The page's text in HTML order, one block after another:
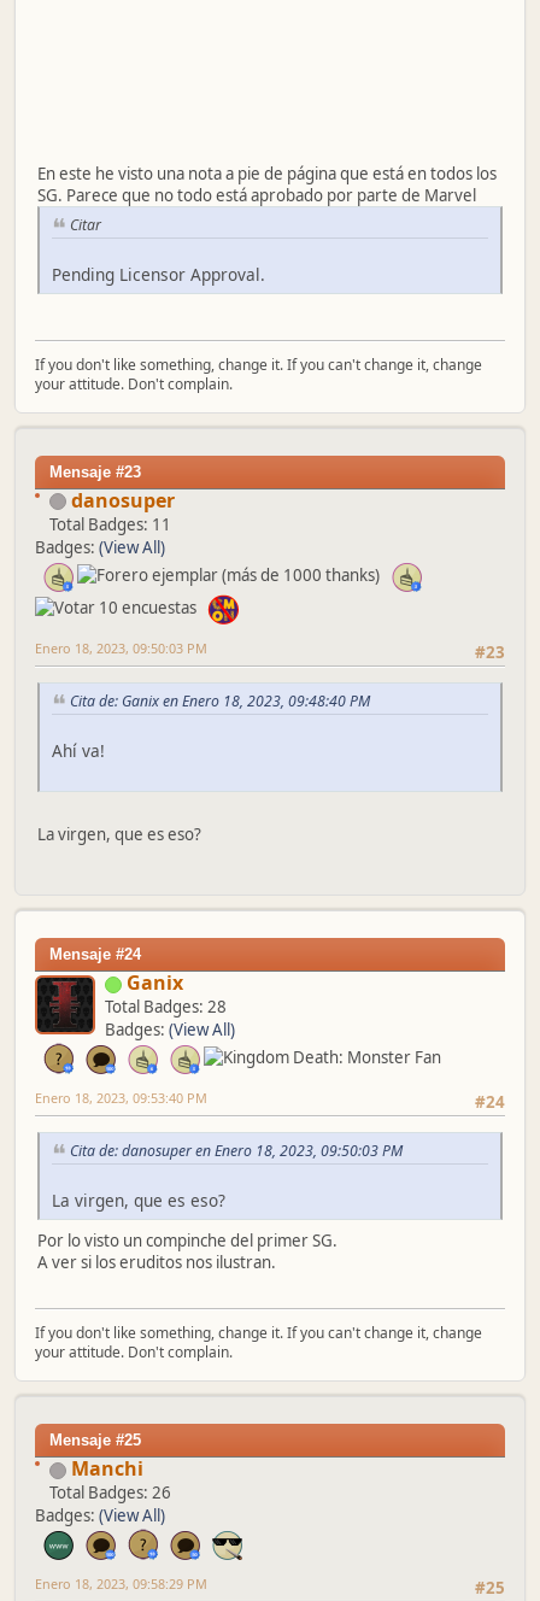
En este he visto una nota a pie de página que está en todos los
SG. Parece que no todo está aprobado por parte de Marvel
Citar
Pending Licensor Approval.
If you don't like something, change it. If you can't change it, change
your attitude. Don't complain.
Mensaje #23
danosuper
Total Badges: 11
Badges: (View All)
#23
Enero 18, 2023, 09:50:03 PM
Cita de: Ganix en Enero 18, 2023, 09:48:40 PM
Ahí va!
La virgen, que es eso?
Mensaje #24
Ganix
Total Badges: 28
Badges: (View All)
#24
Enero 18, 2023, 09:53:40 PM
Cita de: danosuper en Enero 18, 2023, 09:50:03 PM
La virgen, que es eso?
Por lo visto un compinche del primer SG.
A ver si los eruditos nos ilustran.
If you don't like something, change it. If you can't change it, change
your attitude. Don't complain.
Mensaje #25
Manchi
Total Badges: 26
Badges: (View All)
#25
Enero 18, 2023, 09:58:29 PM